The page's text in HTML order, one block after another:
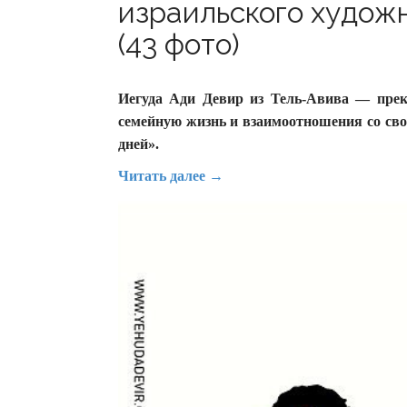
израильского
(43 фото)
Иегуда Ади Девир из Тель-Авива —
семейную жизнь и взаимоотношения со
дней».
Читать далее →